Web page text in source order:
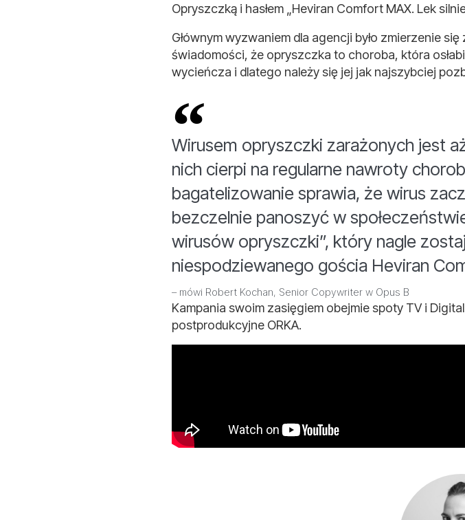
Opryszczką i hasłem „Heviran Comfort MAX. Lek
Głównym wyzwaniem dla agencji było zmierzenie
świadomości, że opryszczka to choroba, która
wycieńcza i dlatego należy się jej jak najszybciej
Wirusem opryszczki zarażonych jest
nich cierpi na regularne nawroty
bagatelizowanie sprawia, że wirus
bezczelnie panoszyć w
wirusów opryszczki”, który nagle
niespodziewanego gościa Heviran
– mówi Robert Kochan, Senior Copywriter w Opus B
Kampania swoim zasięgiem obejmie spoty TV i
postprodukcyjne ORKA.